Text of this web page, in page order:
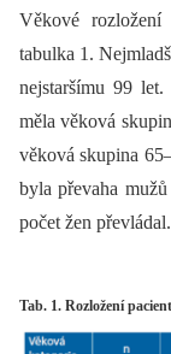
Věkové
tabulka 1.
nejstaršímu 99 let.
měla věková
věková skupina
byla převaha
počet žen převládal.
Tab. 1. Rozložení